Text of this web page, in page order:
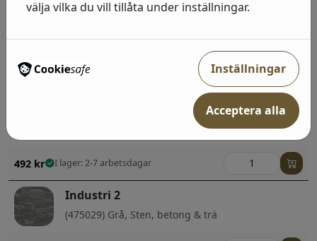
(939545) Grå, Sten, betong & trä;Enfärgade
492
(428964) Guld, Svart, Sten, betong & trä
492 kr I lager: 2-7 arbetsdagar
Industri 2
(475029) Grå, Sten, betong & trä
välja vilka du vill tillåta under inställningar.
Inställningar
Acceptera alla